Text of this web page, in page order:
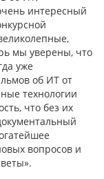
интересный
мы уверены, что
уже
об ИТ от
технологии
что без их
вопросов и